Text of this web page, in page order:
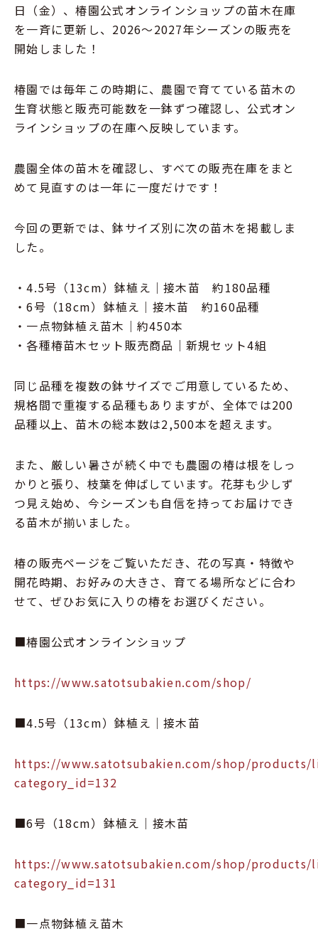
日（金）、椿園公式オンラインショップの苗木在庫
を一斉に更新し、2026～2027年シーズンの販売を
開始しました！
椿園では毎年この時期に、農園で育てている苗木の
生育状態と販売可能数を一鉢ずつ確認し、公式オン
ラインショップの在庫へ反映しています。
農園全体の苗木を確認し、すべての販売在庫をまと
めて見直すのは一年に一度だけです！
今回の更新では、鉢サイズ別に次の苗木を掲載しま
した。
・4.5号（13cm）鉢植え｜接木苗 約180品種
・6号（18cm）鉢植え｜接木苗 約160品種
・一点物鉢植え苗木｜約450本
・各種椿苗木セット販売商品｜新規セット4組
同じ品種を複数の鉢サイズでご用意しているため、
規格間で重複する品種もありますが、全体では200
品種以上、苗木の総本数は2,500本を超えます。
また、厳しい暑さが続く中でも農園の椿は根をしっ
かりと張り、枝葉を伸ばしています。花芽も少しず
つ見え始め、今シーズンも自信を持ってお届けでき
る苗木が揃いました。
椿の販売ページをご覧いただき、花の写真・特徴や
開花時期、お好みの大きさ、育てる場所などに合わ
せて、ぜひお気に入りの椿をお選びください。
■椿園公式オンラインショップ
https://www.satotsubakien.com/shop/
■4.5号（13cm）鉢植え｜接木苗
https://www.satotsubakien.com/shop/products/
category_id=132
■6号（18cm）鉢植え｜接木苗
https://www.satotsubakien.com/shop/products/
category_id=131
■一点物鉢植え苗木